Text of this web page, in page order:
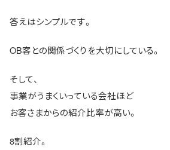
答えはシンプルです。
OB客との関係づくりを大切にしている。
そして、
事業がうまくいっている会社ほど
お客さまからの紹介比率が高い。
8割紹介。